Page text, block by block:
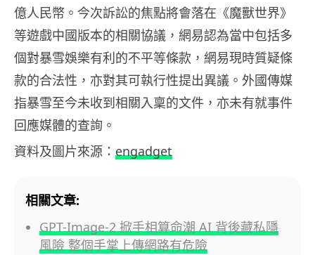
億人民幣。今次訴訟的焦點將會落在《魔獸世界》
等遊戲中國版本的相關協議，網易認為當中包括多
個對暴雪娛樂有利的不平等條款，網易現時質疑條
款的合法性，亦對其可執行性提出異議。外國傳媒
指暴雪至今未收到相關入稟的文件，亦未有就事件
回應媒體的查詢。
資料及圖片來源： engadget
相關文章:
GPT-Image-2 掀手相算命潮 AI 背後藏私隱
風險 整個手掌上傳網路有危險